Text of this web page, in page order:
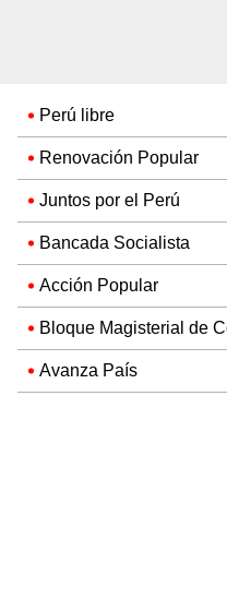
Perú libre
Renovación Popular
Juntos por el Perú
Bancada Socialista
Acción Popular
Bloque Magisterial de
Avanza País